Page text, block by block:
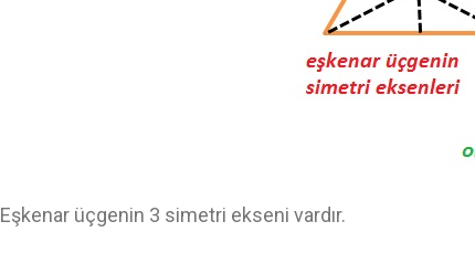
Eşkenar üçgenin 3 simetri ekseni vardır.